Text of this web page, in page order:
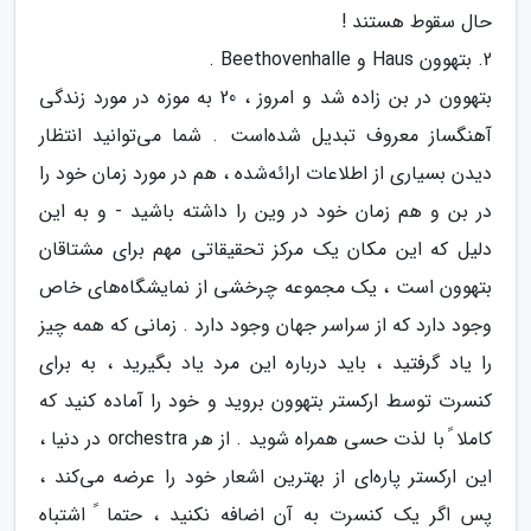
حال سقوط هستند !
2. بتهوون Haus و Beethovenhalle .
بتهوون در بن زاده شد و امروز ، 20 به موزه در مورد زندگی
آهنگساز معروف تبدیل شده‌است . شما می‌توانید انتظار
دیدن بسیاری از اطلاعات ارائه‌شده ، هم در مورد زمان خود را
در بن و هم زمان خود در وین را داشته باشید - و به این
دلیل که این مکان یک مرکز تحقیقاتی مهم برای مشتاقان
بتهوون است ، یک مجموعه چرخشی از نمایشگاه‌های خاص
وجود دارد که از سراسر جهان وجود دارد . زمانی که همه چیز
را یاد گرفتید ، باید درباره این مرد یاد بگیرید ، به برای
کنسرت توسط ارکستر بتهوون بروید و خود را آماده کنید که
کاملا ً با لذت حسی همراه شوید . از هر orchestra در دنیا ،
این ارکستر پاره‌ای از بهترین اشعار خود را عرضه می‌کند ،
پس اگر یک کنسرت به آن اضافه نکنید ، حتما ً اشتباه